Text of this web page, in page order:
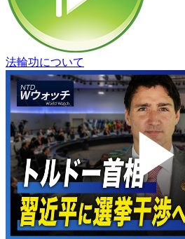
法輪功について
Play
Video